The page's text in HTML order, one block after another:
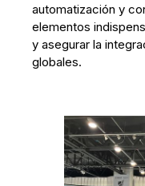
automatización y
elementos
y asegurar la
globales.